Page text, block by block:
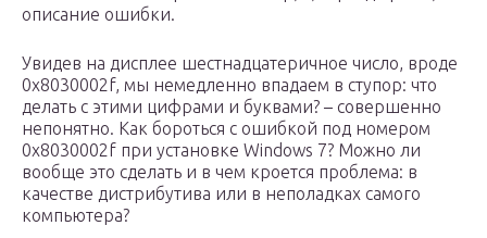
описание ошибки.
Увидев на дисплее шестнадцатеричное число, вроде
0x8030002f, мы немедленно впадаем в ступор: что
делать с этими цифрами и буквами? – совершенно
непонятно. Как бороться с ошибкой под номером
0x8030002f при установке Windows 7? Можно ли
вообще это сделать и в чем кроется проблема: в
качестве дистрибутива или в неполадках самого
компьютера?